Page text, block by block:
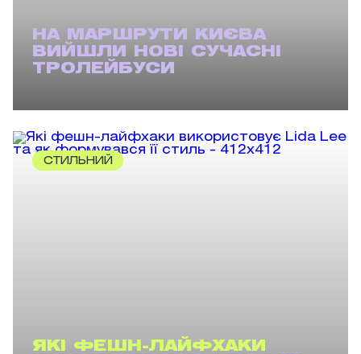
НА МАРШРУТИ КИЄВА
ВИЙШЛИ НОВІ СУЧАСНІ
ТРОЛЕЙБУСИ
СТИЛЬНИЙ
ЯКІ ФЕШН-ЛАЙФХАКИ